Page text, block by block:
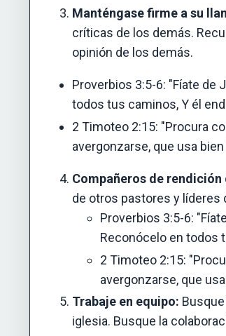
Manténgase firme a su
críticas de los demás.
opinión de los demás.
Proverbios 3:5-6: "Fíate de
todos tus caminos, Y él
2 Timoteo 2:15: "Procura
avergonzarse, que usa
Compañeros de rendición
de otros pastores y líderes
Proverbios 3:5-6:
Reconócelo en todos
2 Timoteo 2:15:
avergonzarse, que
Trabaje en equipo:
iglesia. Busque la